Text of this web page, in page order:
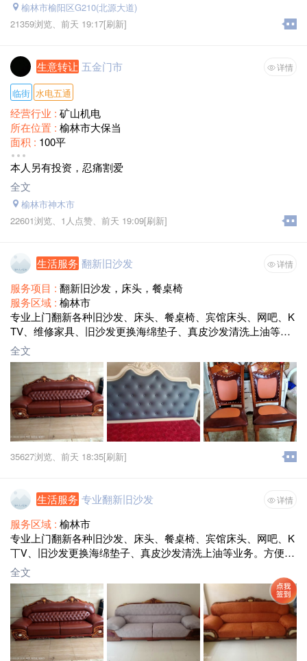
榆林市榆阳区G210(北源大道)
21359浏览、 前天 19:17[刷新]
生意转让 五金门市 详情
临街 水电五通
经营行业 : 矿山机电
所在位置 : 榆林市大保当
面积 : 100平
租金 :
转让费 :面议
本人另有投资，忍痛割爱
全文
榆林市神木市
22601浏览、 1人点赞、 前天 19:09[刷新]
生活服务 翻新旧沙发 详情
服务项目 : 翻新旧沙发，床头，餐桌椅
服务区域 : 榆林市
专业上门翻新各种旧沙发、床头、餐桌椅、宾馆床头、网吧、K
TV、维修家具、旧沙发更换海绵垫子、真皮沙发清洗上油等业
务。方便快捷，诚信为本。电话:13592650605
全文
35627浏览、 前天 18:35[刷新]
生活服务 专业翻新旧沙发 详情
服务区域 : 榆林市
专业上门翻新各种旧沙发、床头、餐桌椅、宾馆床头、网吧、K
丅Ⅴ、旧沙发更换海绵垫子、真皮沙发清洗上油等业务。方便快
捷，诚信为本。电话:13592650685同微信号
全文